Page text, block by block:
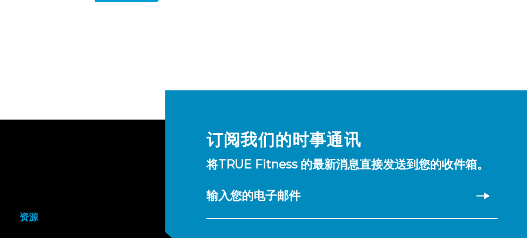
订阅我们的时事通讯
将TRUE Fitness 的最新消息直接发送到您的收件箱。
输入您的电子邮件
资源